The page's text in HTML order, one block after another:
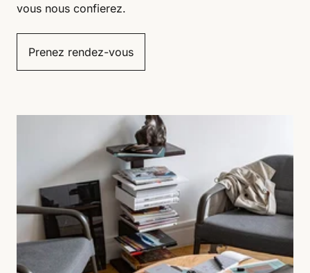
vous nous confierez.
Prenez rendez-vous